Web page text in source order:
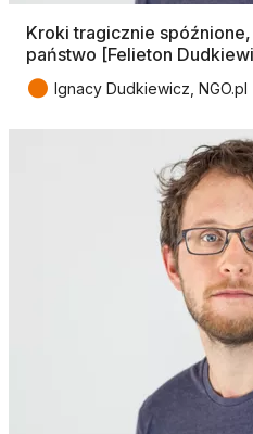
Kroki tragicznie
państwo [Felieton
● Ignacy Dudkiewicz, NGO.pl